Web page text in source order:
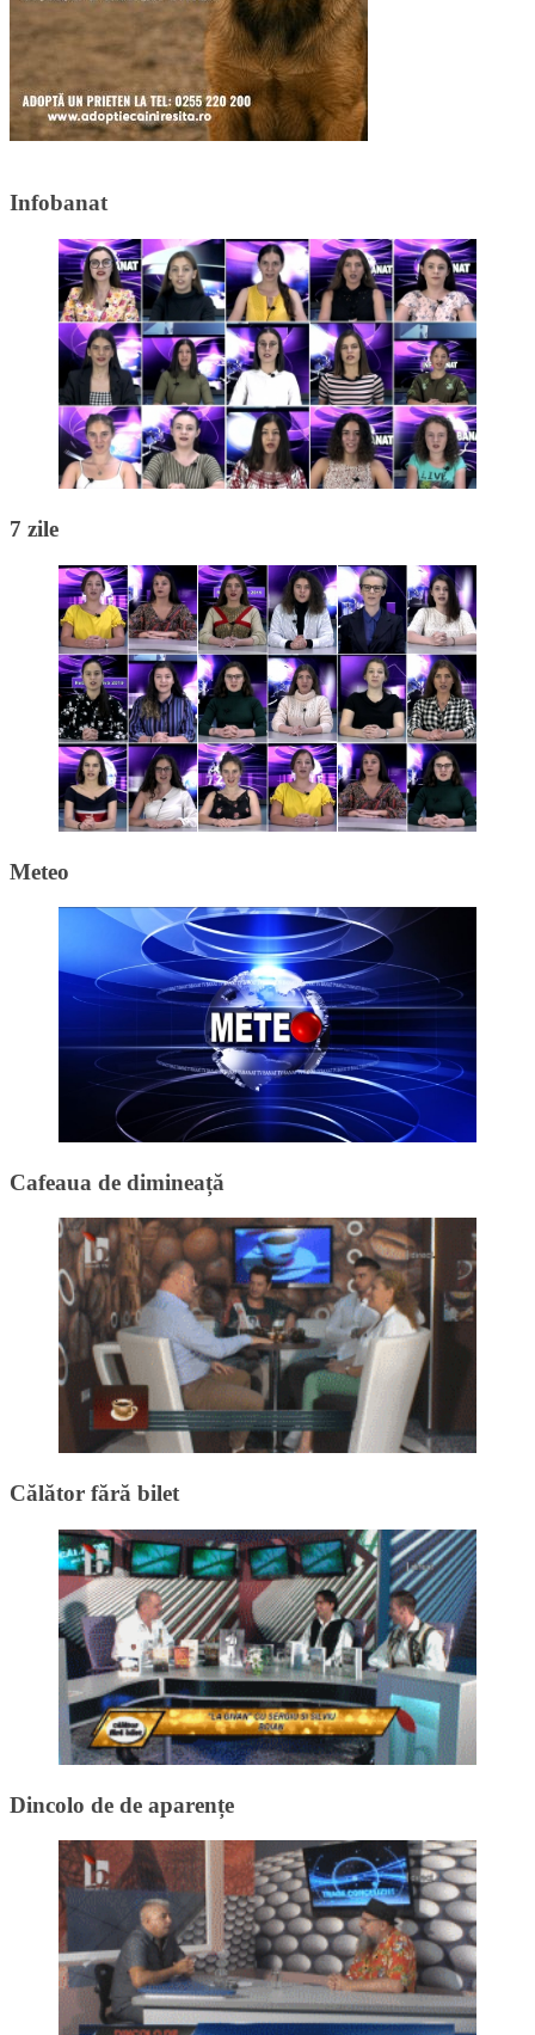
Infobanat
7 zile
Meteo
Cafeaua de dimineață
Călător fără bilet
Dincolo de de aparențe